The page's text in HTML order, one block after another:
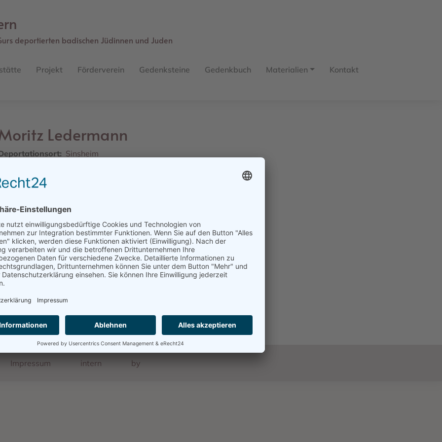
deportierten badischen Jüdinnen und Juden
Projekt Förderverein Gedenksteine Gedenkbuch Materialien Kontakt
Ledermann
Sinsheim
-ort
Baden - Pfalz - Saarland
Gurs, Internierungslager
Impressum intern by